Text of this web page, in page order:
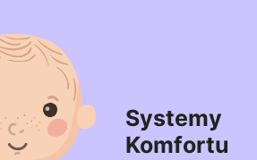
Systemy
Komfortu